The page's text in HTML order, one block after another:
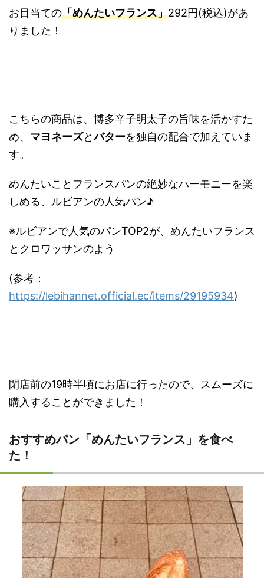
お目当ての「めんたいフランス」292円(税込)があ
りました！
こちらの商品は、博多辛子明太子の旨味を活かすた
め、 マヨネーズとバターを独自の配合で加えていま
す。
めんたいことフランスパンの絶妙なハーモニーを楽
しめる、ルビアンの人気パン♪
※ルビアンで人気のパンTOP2が、めんたいフランス
とクロワッサンのよう
(参考：
https://lebihannet.official.ec/items/29195934)
閉店前の19時半頃にお店に行ったので、スムーズに
購入することができました！
おすすめパン「めんたいフランス」を食べ
た！